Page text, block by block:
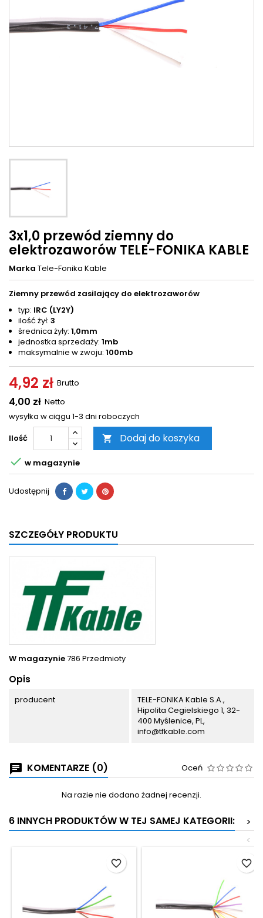
3x1,0 przewód ziemny do
elektrozaworów TELE-FONIKA KABLE
Marka Tele-Fonika Kable
Ziemny przewód zasilający do elektrozaworów
typ: IRC (LY2Y)
ilość żył: 3
średnica żyły: 1,0mm
jednostka sprzedaży: 1mb
maksymalnie w zwoju: 100mb
4,92 zł Brutto
4,00 zł Netto
wysyłka w ciągu 1-3 dni roboczych
Ilość
 Dodaj do koszyka
 w magazynie
Udostępnij
SZCZEGÓŁY PRODUKTU
W magazynie786 Przedmioty
Opis
producent
TELE-FONIKA Kable S.A.,
Hipolita Cegielskiego 1, 32-
400 Myślenice, PL,
info@tfkable.com
KOMENTARZE (0) Oceń
Na razie nie dodano żadnej recenzji.
6 INNYCH PRODUKTÓW W TEJ SAMEJ KATEGORII:
>
<
favorite_border favorite_border